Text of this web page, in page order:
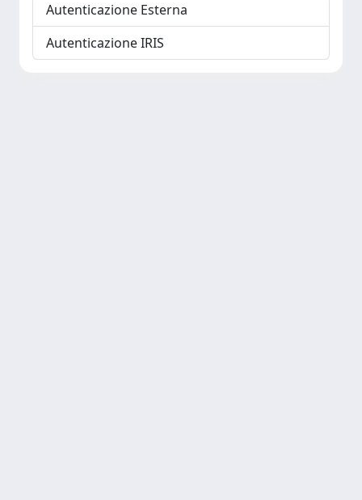
Autenticazione Esterna
Autenticazione IRIS